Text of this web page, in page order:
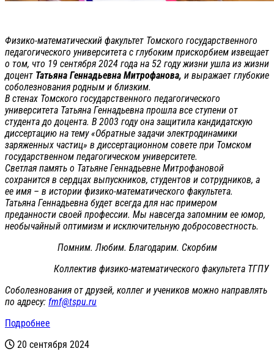
Физико-математический факультет Томского государственного
педагогического университета с глубоким прискорбием извещает
о том, что 19 сентября 2024 года на 52 году жизни ушла из жизни
доцент Татьяна Геннадьевна Митрофанова, и выражает глубокие
соболезнования родным и близким.
В стенах Томского государственного педагогического
университета Татьяна Геннадьевна прошла все ступени от
студента до доцента. В 2003 году она защитила кандидатскую
диссертацию на тему «Обратные задачи электродинамики
заряженных частиц» в диссертационном совете при Томском
государственном педагогическом университете.
Светлая память о Татьяне Геннадьевне Митрофановой
сохранится в сердцах выпускников, студентов и сотрудников, а
ее имя – в истории физико-математического факультета.
Татьяна Геннадьевна будет всегда для нас примером
преданности своей профессии. Мы навсегда запомним ее юмор,
необычайный оптимизм и исключительную добросовестность.
Помним. Любим. Благодарим. Скорбим
Коллектив физико-математического факультета ТГПУ
Соболезнования от друзей, коллег и учеников можно направлять
по адресу: fmf@tspu.ru
Подробнее
20 сентября 2024